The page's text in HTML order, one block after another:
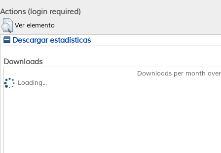
Actions (login required)
Ver elemento
Descargar estadísticas
Downloads
Downloads per month
Loading...